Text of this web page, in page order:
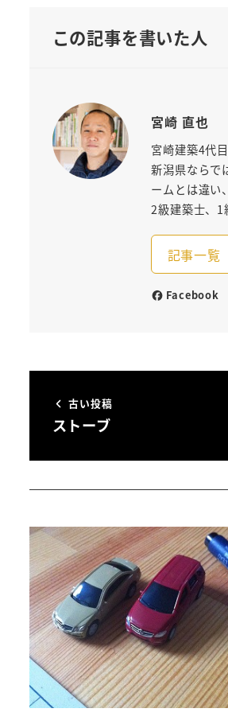
この記事を書いた人
宮崎 直也
宮崎建築4代
新潟県ならで
ームとは違い
2級建築士、1
記事一覧
Facebook
古い投稿
ストーブ